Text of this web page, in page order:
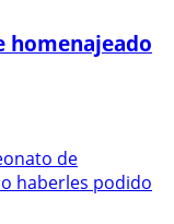
homenajeado